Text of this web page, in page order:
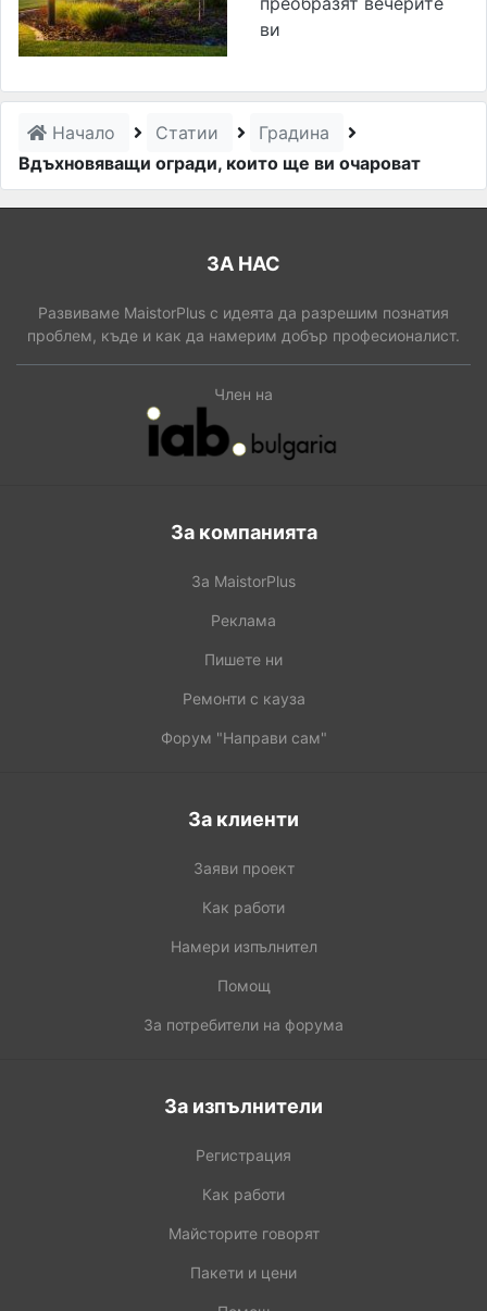
ви
Начало Статии
Градина
Вдъхновяващи огради, които ще ви очароват
ЗА НАС
Развиваме MaistorPlus с идеята да разрешим познатия
проблем, къде и как да намерим добър професионалист.
Член на
За компанията
За MaistorPlus
Реклама
Пишете ни
Ремонти с кауза
Форум "Направи сам"
За клиенти
Заяви проект
Как работи
Намери изпълнител
Помощ
За потребители на форума
За изпълнители
Регистрация
Как работи
Майсторите говорят
Пакети и цени